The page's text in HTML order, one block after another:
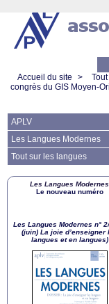
Accueil du site
>
congrès du GIS Moyen-
APLV
Les Langues Modernes
Tout sur les langues
Les Langues Modernes
Le nouveau numéro
Les Langues Modernes n°
(juin) La joie d’enseigner
langues et en langues)